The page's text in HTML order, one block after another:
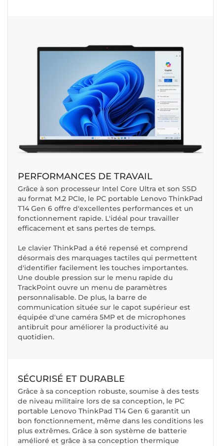
PERFORMANCES DE TRAVAIL
Grâce à son processeur Intel Core Ultra et son SSD
au format M.2 PCIe, le PC portable Lenovo ThinkPad
T14 Gen 6 offre d'excellentes performances et un
fonctionnement rapide. L'idéal pour travailler
efficacement et sans pertes de temps.
Le clavier ThinkPad a été repensé et comprend
désormais des marquages tactiles qui permettent
d'identifier facilement les touches importantes.
Une double pression sur le menu rapide du
TrackPoint ouvre un menu de paramètres
personnalisable. De plus, la barre de
communication située sur le capot supérieur est
équipée d'une caméra 5MP et de microphones
antibruit pour améliorer la productivité au
quotidien.
SÉCURISÉ ET DURABLE
Grâce à sa conception robuste, soumise à des tests
de niveau militaire lors de sa conception, le PC
portable Lenovo ThinkPad T14 Gen 6 garantit un
bon fonctionnement, même dans les conditions les
plus extrêmes. Grâce à son système de batterie
amélioré et grâce à sa conception thermique